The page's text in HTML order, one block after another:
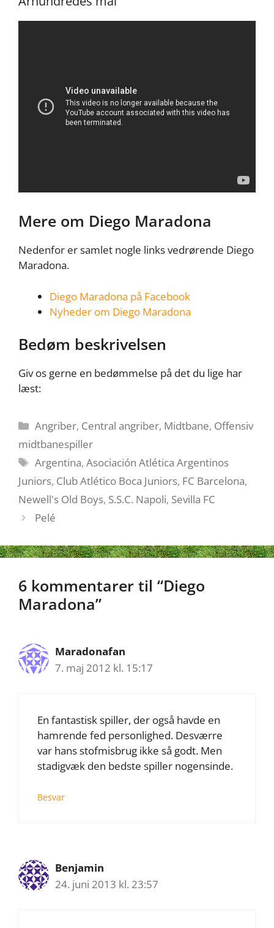
Mere om Diego Maradona
Nedenfor er samlet nogle links vedrørende Diego
Maradona.
Diego Maradona på Facebook
Nyheder om Diego Maradona
Bedøm beskrivelsen
Giv os gerne en bedømmelse på det du lige har
læst:
Kategorier
Angriber, Central angriber, Midtbane, Offensiv
midtbanespiller
Tags
Argentina,Asociación Atlética Argentinos
Juniors, Club Atlético Boca Juniors, FC Barcelona,
Newell's Old Boys, S.S.C. Napoli, Sevilla FC
Pelé
6 kommentarer til “Diego
Maradona”
Maradonafan
7. maj 2012 kl. 15:17
En fantastisk spiller, der også havde en
hamrende fed personlighed. Desværre
var hans stofmisbrug ikke så godt. Men
stadigvæk den bedste spiller nogensinde.
Besvar
Benjamin
24. juni 2013 kl. 23:57